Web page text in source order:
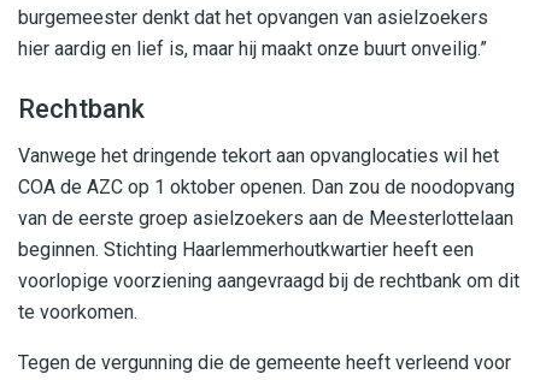
burgemeester denkt dat het opvangen van asielzoekers
hier aardig en lief is, maar hij maakt onze buurt onveilig.”
Rechtbank
Vanwege het dringende tekort aan opvanglocaties wil het
COA de AZC op 1 oktober openen. Dan zou de noodopvang
van de eerste groep asielzoekers aan de Meesterlottelaan
beginnen. Stichting Haarlemmerhoutkwartier heeft een
voorlopige voorziening aangevraagd bij de rechtbank om dit
te voorkomen.
Tegen de vergunning die de gemeente heeft verleend voor